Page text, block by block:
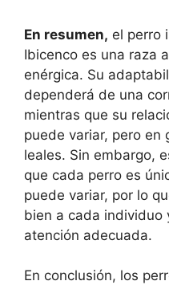
En resumen, el perro
Ibicenco es una raza
enérgica. Su
dependerá de una
mientras que su
puede variar, pero en
leales. Sin embargo,
que cada perro es
puede variar, por lo
bien a cada individuo
atención adecuada.
En conclusión, los